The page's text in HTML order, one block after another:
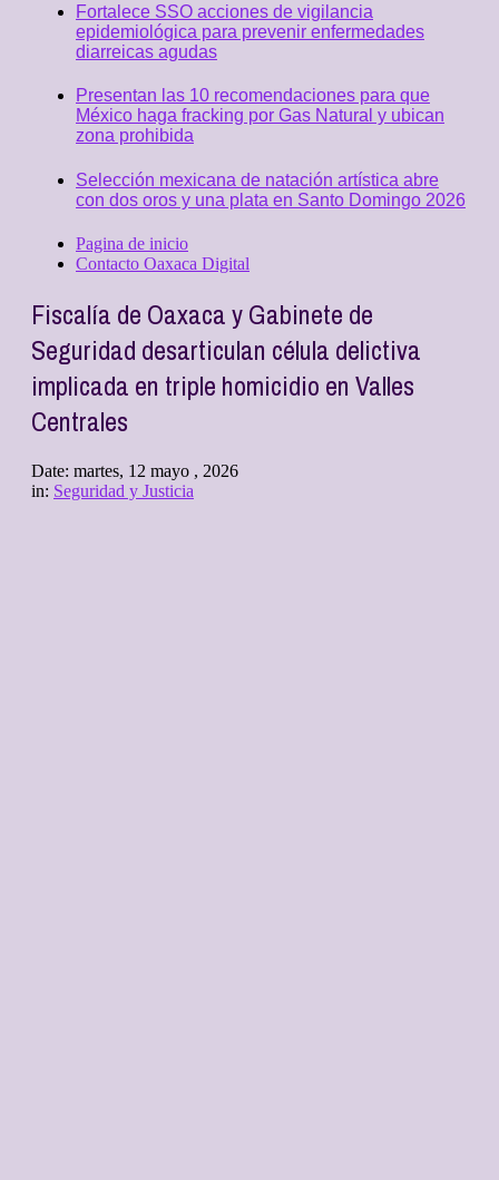
Fortalece SSO acciones de vigilancia
epidemiológica para prevenir enfermedades
diarreicas agudas
Presentan las 10 recomendaciones para que
México haga fracking por Gas Natural y ubican
zona prohibida
Selección mexicana de natación artística abre
con dos oros y una plata en Santo Domingo 2026
Pagina de inicio
Contacto Oaxaca Digital
Fiscalía de Oaxaca y Gabinete de
Seguridad desarticulan célula delictiva
implicada en triple homicidio en Valles
Centrales
Date: martes, 12 mayo , 2026
in: Seguridad y Justicia